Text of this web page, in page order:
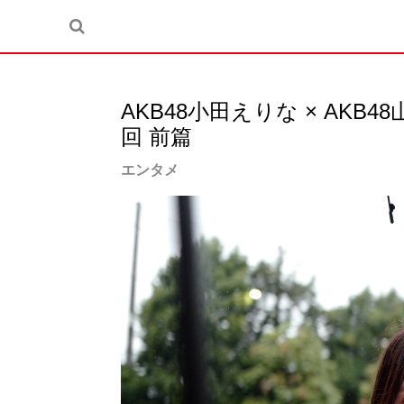
AKB48小田えりな × AKB48
回 前篇
エンタメ